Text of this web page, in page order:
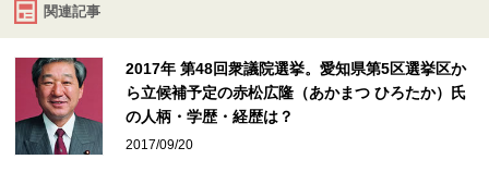
関連記事
2017年 第48回衆議院選挙。愛知県第5区選挙区か
ら立候補予定の赤松広隆（あかまつ ひろたか）氏
の人柄・学歴・経歴は？
2017/09/20